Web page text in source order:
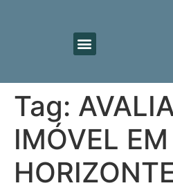
Tag:
IMÓVEL